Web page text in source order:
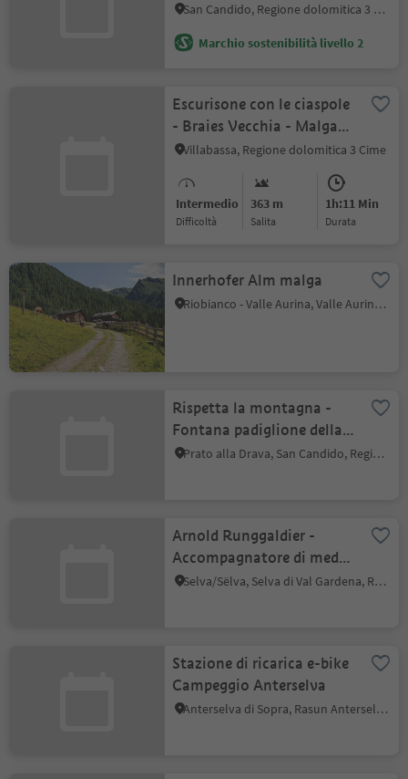
San Candido, Regione dolomitica 3 Cime
Marchio sostenibilità livello 2
Escurisone con le ciaspole
- Braies Vecchia - Malga
Putz
Villabassa, Regione dolomitica 3 Cime
Intermedio
Difficoltà
363 m
Salita
1h:11 Min
durata
Innerhofer Alm malga
Riobianco - Valle Aurina, Valle Aurina, Valle Aurina
Rispetta la montagna -
Fontana padiglione della
musica San Candido
Prato alla Drava, San Candido, Regione dolomitica 3 Cime
Arnold Runggaldier -
Accompagnatore di media
montagna/guida
Selva/Sëlva, Selva di Val Gardena, Regione dolomitica Val Gardena
Stazione di ricarica e-bike
Campeggio Anterselva
Anterselva di Sopra, Rasun Anterselva, Regione dolomitica Plan de Corones